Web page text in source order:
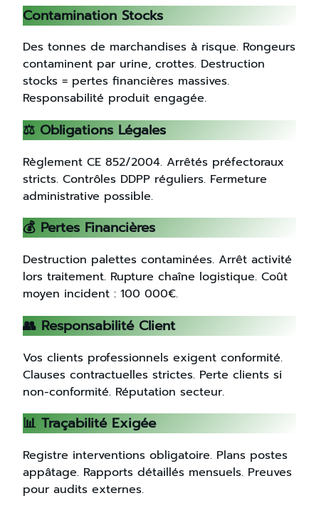
Contamination Stocks
Des tonnes de marchandises à risque. Rongeurs
contaminent par urine, crottes. Destruction
stocks = pertes financières massives.
Responsabilité produit engagée.
⚖️ Obligations Légales
Règlement CE 852/2004. Arrêtés préfectoraux
stricts. Contrôles DDPP réguliers. Fermeture
administrative possible.
💰 Pertes Financières
Destruction palettes contaminées. Arrêt activité
lors traitement. Rupture chaîne logistique. Coût
moyen incident : 100 000€.
👥 Responsabilité Client
Vos clients professionnels exigent conformité.
Clauses contractuelles strictes. Perte clients si
non-conformité. Réputation secteur.
📊 Traçabilité Exigée
Registre interventions obligatoire. Plans postes
appâtage. Rapports détaillés mensuels. Preuves
pour audits externes.